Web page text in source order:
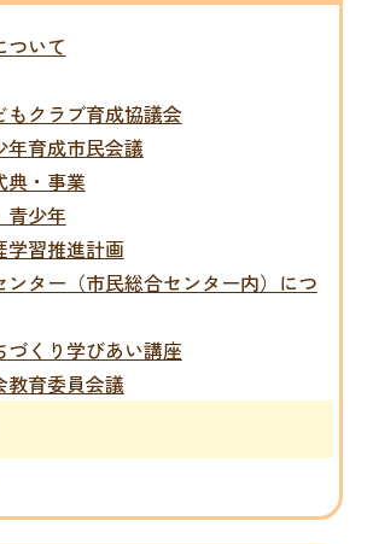
ついて
もクラブ育成協議会
年育成市民会議
典・事業
青少年
学習推進計画
ンター（市民総合センター内）につ
づくり学びあい講座
教育委員会議